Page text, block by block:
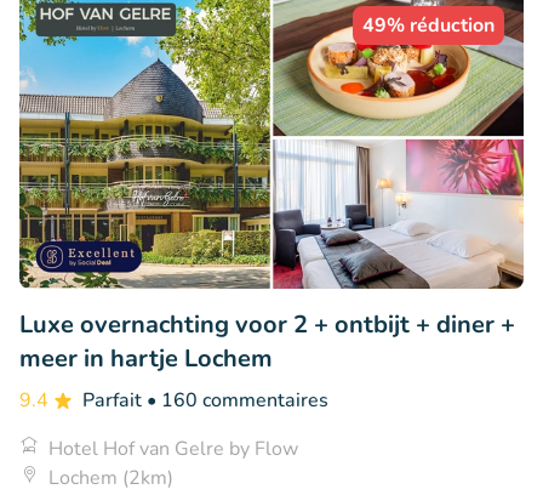
49% réduction
Luxe overnachting voor 2 + ontbijt + diner +
meer in hartje Lochem
9.4 Parfait • 160 commentaires
Hotel Hof van Gelre by Flow
Lochem (2km)